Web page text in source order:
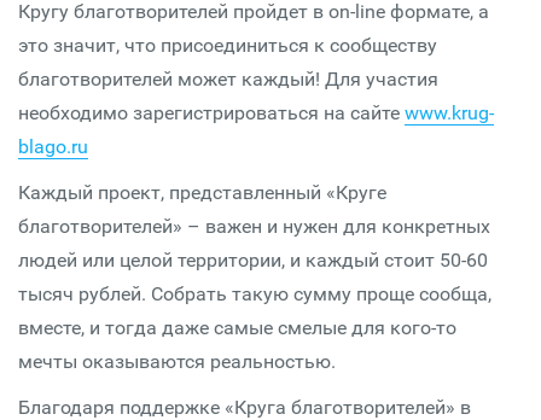
Кругу благотворителей пройдет в on-line формате, а
это значит, что присоединиться к сообществу
благотворителей может каждый! Для участия
необходимо зарегистрироваться на сайте www.krug-
blago.ru
Каждый проект, представленный «Круге
благотворителей» – важен и нужен для конкретных
людей или целой территории, и каждый стоит 50-60
тысяч рублей. Собрать такую сумму проще сообща,
вместе, и тогда даже самые смелые для кого-то
мечты оказываются реальностью.
Благодаря поддержке «Круга благотворителей» в